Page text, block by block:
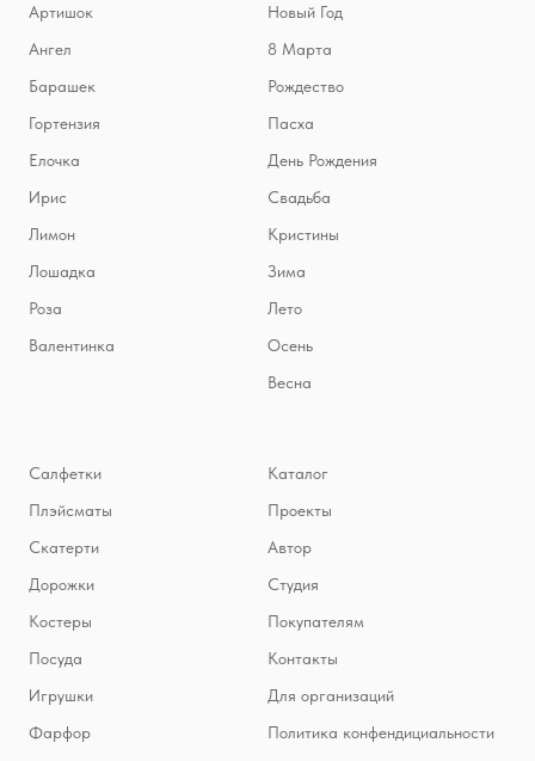
Артишок
Ангел
Барашек
Гортензия
Елочка
Ирис
Лимон
Лошадка
Роза
Валентинка
Новый Год
8 Марта
Рождество
Пасха
День Рождения
Свадьба
Кристины
Зима
Лето
Осень
Весна
Салфетки
Плэйсматы
Скатерти
Дорожки
Костеры
Посуда
Игрушки
Фарфор
Каталог
Проекты
Автор
Студия
Покупателям
Контакты
Для организаций
Политика конфендициальности